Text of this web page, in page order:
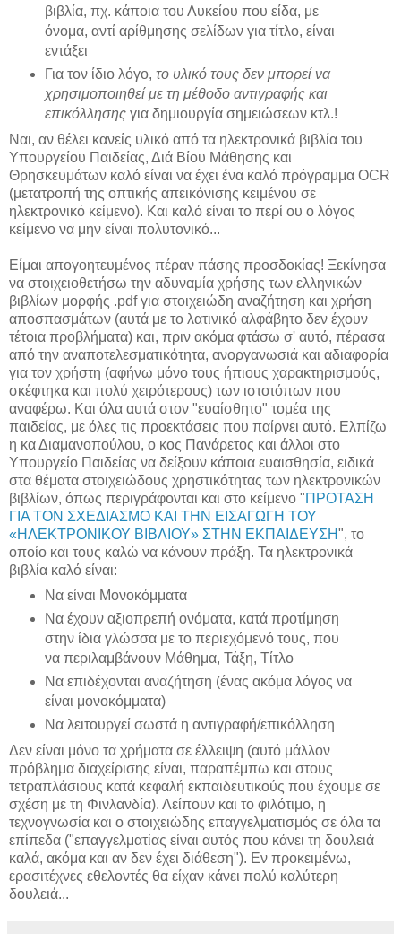
βιβλία, πχ. κάποια του Λυκείου που είδα, με
όνομα, αντί αρίθμησης σελίδων για τίτλο, είναι
εντάξει
Για τον ίδιο λόγο, το υλικό τους δεν μπορεί να
χρησιμοποιηθεί με τη μέθοδο αντιγραφής και
επικόλλησηςγια δημιουργία σημειώσεων κτλ.!
Ναι, αν θέλει κανείς υλικό από τα ηλεκτρονικά βιβλία του
Υπουργείου Παιδείας, Διά Βίου Μάθησης και
Θρησκευμάτων καλό είναι να έχει ένα καλό πρόγραμμα OCR
(μετατροπή της οπτικής απεικόνισης κειμένου σε
ηλεκτρονικό κείμενο). Και καλό είναι το περί ου ο λόγος
κείμενο να μην είναι πολυτονικό...
Είμαι απογοητευμένος πέραν πάσης προσδοκίας! Ξεκίνησα
να στοιχειοθετήσω την αδυναμία χρήσης των ελληνικών
βιβλίων μορφής .pdf για στοιχειώδη αναζήτηση και χρήση
αποσπασμάτων (αυτά με το λατινικό αλφάβητο δεν έχουν
τέτοια προβλήματα) και, πριν ακόμα φτάσω σ' αυτό, πέρασα
από την αναποτελεσματικότητα, ανοργανωσιά και αδιαφορία
για τον χρήστη (αφήνω μόνο τους ήπιους χαρακτηρισμούς,
σκέφτηκα και πολύ χειρότερους) των ιστοτόπων που
αναφέρω. Και όλα αυτά στον "ευαίσθητο" τομέα της
παιδείας, με όλες τις προεκτάσεις που παίρνει αυτό. Ελπίζω
η κα Διαμανοπούλου, ο κος Πανάρετος και άλλοι στο
Υπουργείο Παιδείας να δείξουν κάποια ευαισθησία, ειδικά
στα θέματα στοιχειώδους χρηστικότητας των ηλεκτρονικών
βιβλίων, όπως περιγράφονται και στο κείμενο "ΠΡΟΤΑΣΗ
ΓΙΑ ΤΟΝ ΣΧΕΔΙΑΣΜΟ ΚΑΙ ΤΗΝ ΕΙΣΑΓΩΓΗ ΤΟΥ
«ΗΛΕΚΤΡΟΝΙΚΟΥ ΒΙΒΛΙΟΥ» ΣΤΗΝ ΕΚΠΑΙΔΕΥΣΗ", το
οποίο και τους καλώ να κάνουν πράξη. Τα ηλεκτρονικά
βιβλία καλό είναι:
Να είναι Μονοκόμματα
Να έχουν αξιοπρεπή ονόματα, κατά προτίμηση
στην ίδια γλώσσα με το περιεχόμενό τους, που
να περιλαμβάνουν Μάθημα, Τάξη, Τίτλο
Να επιδέχονται αναζήτηση (ένας ακόμα λόγος να
είναι μονοκόμματα)
Να λειτουργεί σωστά η αντιγραφή/επικόλληση
Δεν είναι μόνο τα χρήματα σε έλλειψη (αυτό μάλλον
πρόβλημα διαχείρισης είναι, παραπέμπω και στους
τετραπλάσιους κατά κεφαλή εκπαιδευτικούς που έχουμε σε
σχέση με τη Φινλανδία). Λείπουν και το φιλότιμο, η
τεχνογνωσία και ο στοιχειώδης επαγγελματισμός σε όλα τα
επίπεδα ("επαγγελματίας είναι αυτός που κάνει τη δουλειά
καλά, ακόμα και αν δεν έχει διάθεση"). Εν προκειμένω,
ερασιτέχνες εθελοντές θα είχαν κάνει πολύ καλύτερη
δουλειά...